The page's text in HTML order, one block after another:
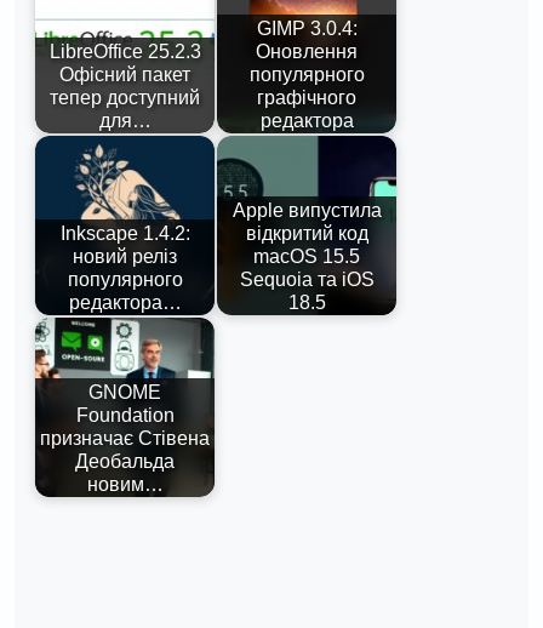
LibreOffice 25.2.3
Офісний пакет
тепер доступний
для…
GIMP 3.0.4:
Оновлення
популярного
графічного
редактора
Inkscape 1.4.2:
новий реліз
популярного
редактора…
Apple випустила
відкритий код
macOS 15.5
Sequoia та iOS
18.5
GNOME
Foundation
призначає Стівена
Деобальда
новим…